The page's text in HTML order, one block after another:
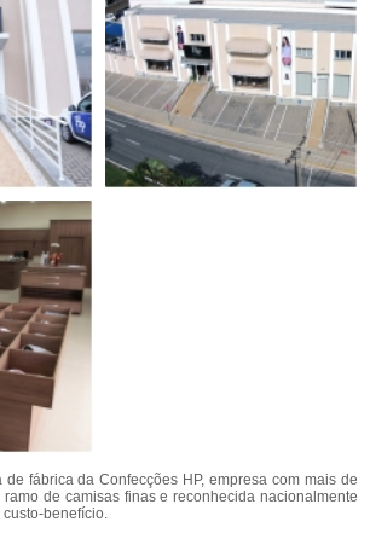
fábrica da Confecções HP, empresa com mais de
de camisas finas e reconhecida nacionalmente
benefício.